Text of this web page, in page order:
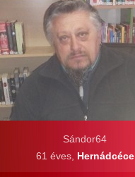
Sándor64
61 éves, Hernádcéce